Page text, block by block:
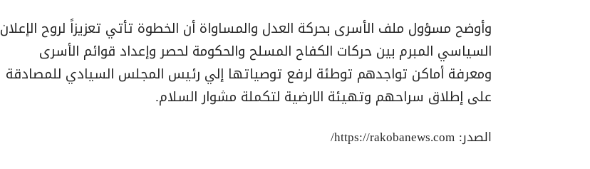
وأوضح مسؤول ملف الأسرى بحركة العدل والمساواة أن الخطوة تأتي تعزيزاً لروح الإعلان
السياسي المبرم بين حركات الكفاح المسلح والحكومة لحصر وإعداد قوائم الأسرى
ومعرفة أماكن تواجدهم توطئة لرفع توصياتها إلي رئيس المجلس السيادي للمصادقة
على إطلاق سراحهم وتهيئة الارضية لتكملة مشوار السلام.
الصدر: https://rakobanews.com/